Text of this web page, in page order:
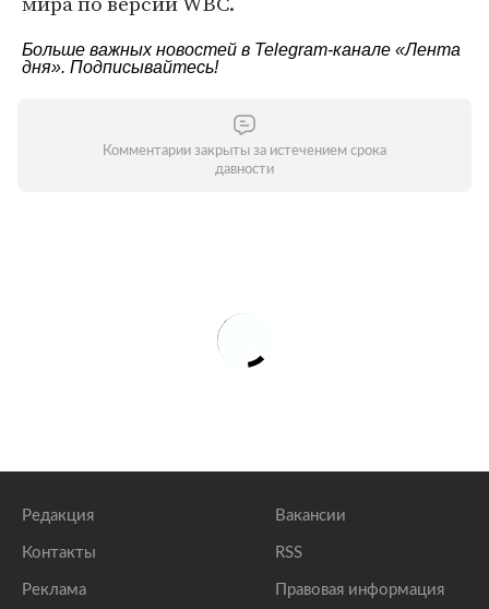
Больше важных новостей в Telegram-канале «Лента
дня». Подписывайтесь!
Комментарии закрыты за истечением срока
давности
Редакция
Контакты
Реклама
Вакансии
RSS
Правовая информация